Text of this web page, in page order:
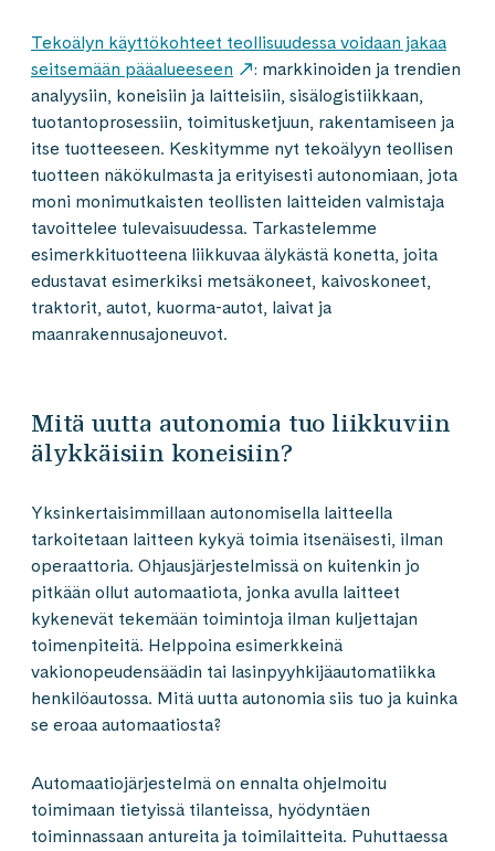
Tekoälyn käyttökohteet teollisuudessa voidaan jakaa
seitsemään pääalueeseen
: markkinoiden ja trendien
analyysiin, koneisiin ja laitteisiin, sisälogistiikkaan,
tuotantoprosessiin, toimitusketjuun, rakentamiseen ja
itse tuotteeseen. Keskitymme nyt tekoälyyn teollisen
tuotteen näkökulmasta ja erityisesti autonomiaan, jota
moni monimutkaisten teollisten laitteiden valmistaja
tavoittelee tulevaisuudessa. Tarkastelemme
esimerkkituotteena liikkuvaa älykästä konetta, joita
edustavat esimerkiksi metsäkoneet, kaivoskoneet,
traktorit, autot, kuorma-autot, laivat ja
maanrakennusajoneuvot.
Mitä uutta autonomia tuo liikkuviin
älykkäisiin koneisiin?
Yksinkertaisimmillaan autonomisella laitteella
tarkoitetaan laitteen kykyä toimia itsenäisesti, ilman
operaattoria. Ohjausjärjestelmissä on kuitenkin jo
pitkään ollut automaatiota, jonka avulla laitteet
kykenevät tekemään toimintoja ilman kuljettajan
toimenpiteitä. Helppoina esimerkkeinä
vakionopeudensäädin tai lasinpyyhkijäautomatiikka
henkilöautossa. Mitä uutta autonomia siis tuo ja kuinka
se eroaa automaatiosta?
Automaatiojärjestelmä on ennalta ohjelmoitu
toimimaan tietyissä tilanteissa, hyödyntäen
toiminnassaan antureita ja toimilaitteita. Puhuttaessa